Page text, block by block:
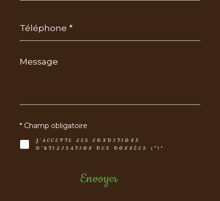
Message
*
J'ACCEPTE LES CONDITIONS
D'UTILISATION DES DONNÉES (*)*
* Champ obligatoire
Envoyer